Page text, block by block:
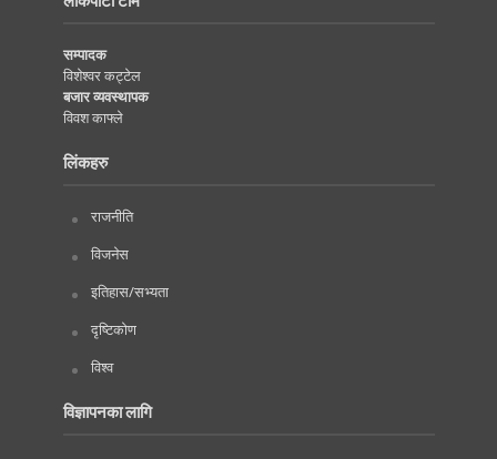
सम्पादक
विशेश्वर कट्टेल
बजार व्यवस्थापक
विवश काफ्ले
लिंकहरु
राजनीति
विजनेस
इतिहास/सभ्यता
दृष्टिकोण
विश्व
विज्ञापनका लागि